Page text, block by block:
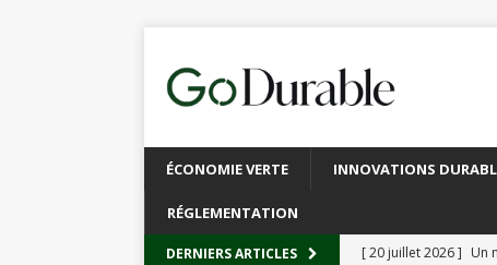
ÉCONOMIE VERTE INNOVATIONS
RÉGLEMENTATION
DERNIERS ARTICLES [ 20 juillet 2026 ] Un